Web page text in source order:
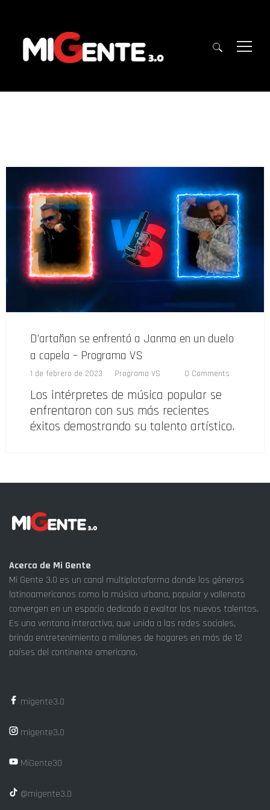
D’artañan se enfrentó a Janma en un duelo
a capela – Programa VS
1 de febrero de 2023 Programa VS 0 Comments
Los intérpretes de música popular se
enfrentaron con sus más recientes
éxitos demostrando su talento artístico.
Acerca de Mi Gente
Mi Gente 3.0 es un canal multiplataforma donde los géneros
latinoamericanos como la música urbana, popular y vallenato
convergen en un espacio dedicado a exaltar los nuevos talentos.
Es una ventana interactiva, que unida a las redes sociales,
brinda entretenimiento a millones de hogares en más de 12
países del continente americano.
migente3.0
migente3.0
MiGente30
@migente3.0